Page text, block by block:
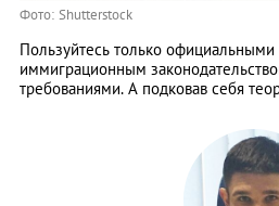
Фото: Shutterstock
Пользуйтесь только официальными
иммиграционным
требованиями. А подковав себя